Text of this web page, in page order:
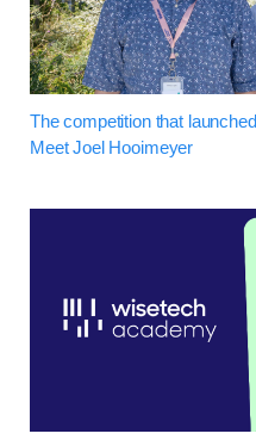
The competition that
Meet Joel Hooimeyer